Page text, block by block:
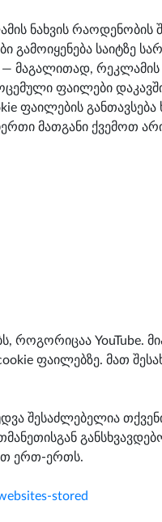
ნახვის რაოდენობის
გამოიყენება საიტზე
მაგალითად, რეკლამის
ფაილები
ფაილების
მათგანი ქვემოთ
როგორიცაა YouTube.
ფაილებზე. მათ
შესაძლებელია
ერთ-ერთს.
stored